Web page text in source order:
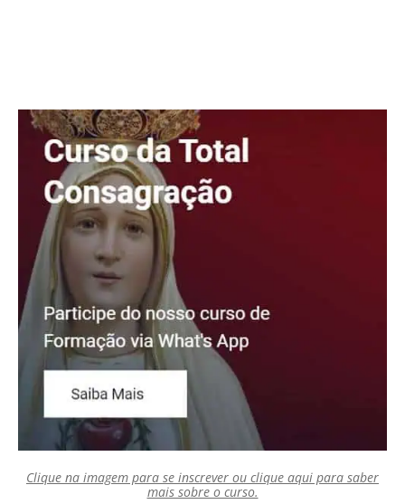
Clique na imagem para se inscrever ou clique aqui para saber
mais sobre o curso.